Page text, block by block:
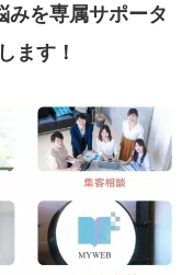
みを専属サポータ
ます！